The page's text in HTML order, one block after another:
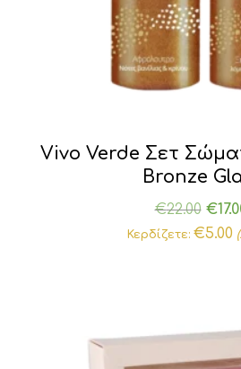
Vivo Verde Σετ
Bronze
€22.00 €
Κερδίζετε: €5.00